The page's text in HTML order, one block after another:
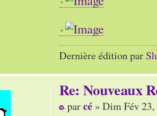
Dernière édition par
Re: Nouveaux
parcé » Dim Fév